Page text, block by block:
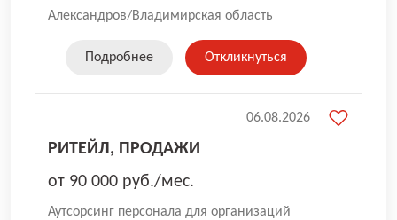
работа с проживанием, сотрудник склада,
сотрудник магазина, работник склада, работа
для мужчин, работа для женщин.
Александров/Владимирская область
Подробнее Откликнуться
РИТЕЙЛ, ПРОДАЖИ
от 90 000 руб./мес.
Аутсорсинг персонала для организаций
06.08.2026